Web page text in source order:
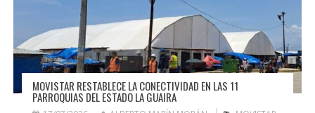
MOVISTAR RESTABLECE LA CONECTIVIDAD EN LAS 11
PARROQUIAS DEL ESTADO LA GUAIRA